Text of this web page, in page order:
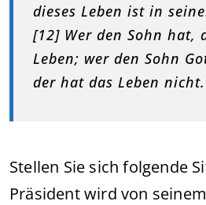
dieses Leben ist in
[12] Wer den Sohn hat,
Leben; wer den Sohn
der hat das Leben
Stellen Sie sich folgende
Präsident wird von seinem